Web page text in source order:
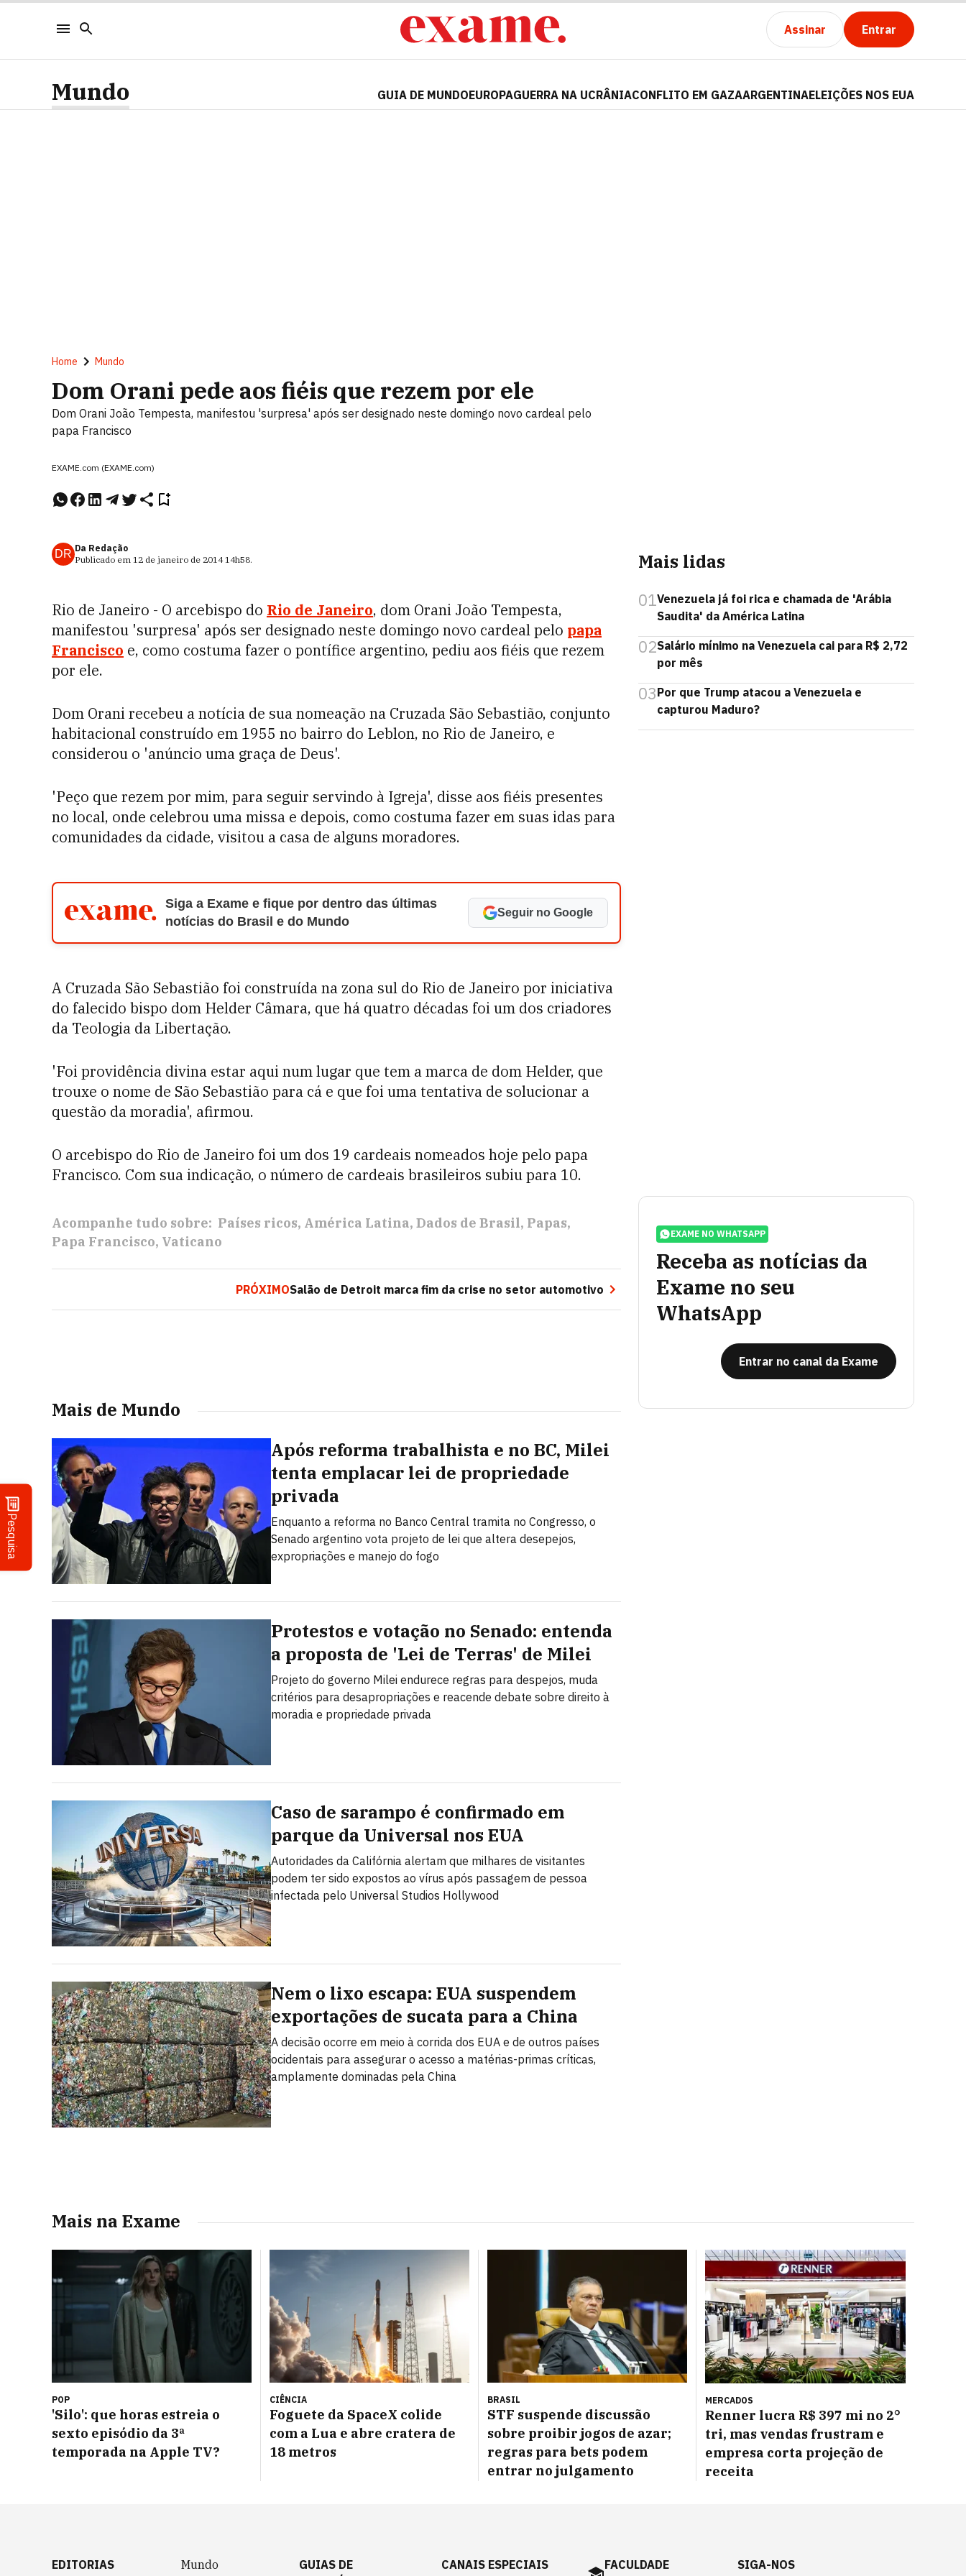
Assinar Entrar
Pesquisa
Mundo GUIA DE MUNDOEUROPAGUERRA NA UCRÂNIACONFLITO EM GAZAARGENTINAELEIÇÕES NOS EUA
Home Mundo
Dom Orani pede aos fiéis que rezem por ele
Dom Orani João Tempesta, manifestou 'surpresa' após ser designado neste domingo novo cardeal pelo
papa Francisco
EXAME.com (EXAME.com)
DR Da Redação
Publicado em 12 de janeiro de 2014 14h58.
Rio de Janeiro - O arcebispo do Rio de Janeiro, dom Orani João Tempesta,
manifestou 'surpresa' após ser designado neste domingo novo cardeal pelo papa
Francisco e, como costuma fazer o pontífice argentino, pediu aos fiéis que rezem
por ele.
Dom Orani recebeu a notícia de sua nomeação na Cruzada São Sebastião, conjunto
habitacional construído em 1955 no bairro do Leblon, no Rio de Janeiro, e
considerou o 'anúncio uma graça de Deus'.
'Peço que rezem por mim, para seguir servindo à Igreja', disse aos fiéis presentes
no local, onde celebrou uma missa e depois, como costuma fazer em suas idas para
comunidades da cidade, visitou a casa de alguns moradores.
Siga a Exame e fique por dentro das últimas
notícias do Brasil e do Mundo
Seguir no Google
A Cruzada São Sebastião foi construída na zona sul do Rio de Janeiro por iniciativa
do falecido bispo dom Helder Câmara, que há quatro décadas foi um dos criadores
da Teologia da Libertação.
'Foi providência divina estar aqui num lugar que tem a marca de dom Helder, que
trouxe o nome de São Sebastião para cá e que foi uma tentativa de solucionar a
questão da moradia', afirmou.
O arcebispo do Rio de Janeiro foi um dos 19 cardeais nomeados hoje pelo papa
Francisco. Com sua indicação, o número de cardeais brasileiros subiu para 10.
Acompanhe tudo sobre: Países ricos América Latina Dados de Brasil Papas
Papa Francisco Vaticano
PRÓXIMOSalão de Detroit marca fim da crise no setor automotivo
Mais de Mundo
Após reforma trabalhista e no BC, Milei
tenta emplacar lei de propriedade
privada
Enquanto a reforma no Banco Central tramita no Congresso, o
Senado argentino vota projeto de lei que altera desepejos,
expropriações e manejo do fogo
Protestos e votação no Senado: entenda
a proposta de 'Lei de Terras' de Milei
Projeto do governo Milei endurece regras para despejos, muda
critérios para desapropriações e reacende debate sobre direito à
moradia e propriedade privada
Caso de sarampo é confirmado em
parque da Universal nos EUA
Autoridades da Califórnia alertam que milhares de visitantes
podem ter sido expostos ao vírus após passagem de pessoa
infectada pelo Universal Studios Hollywood
Nem o lixo escapa: EUA suspendem
exportações de sucata para a China
A decisão ocorre em meio à corrida dos EUA e de outros países
ocidentais para assegurar o acesso a matérias-primas críticas,
amplamente dominadas pela China
Mais lidas
01Venezuela já foi rica e chamada de 'Arábia
Saudita' da América Latina
02Salário mínimo na Venezuela cai para R$ 2,72
por mês
03Por que Trump atacou a Venezuela e
capturou Maduro?
EXAME NO WHATSAPP
Receba as notícias da
Exame no seu
WhatsApp
Entrar no canal da Exame
Mais na Exame
POP
'Silo': que horas estreia o
sexto episódio da 3ª
temporada na Apple TV?
CIÊNCIA
Foguete da SpaceX colide
com a Lua e abre cratera de
18 metros
BRASIL
STF suspende discussão
sobre proibir jogos de azar;
regras para bets podem
entrar no julgamento
MERCADOS
Renner lucra R$ 397 mi no 2°
tri, mas vendas frustram e
empresa corta projeção de
receita
EDITORIAS
Mundo
GUIAS DE
CANAIS ESPECIAIS
FACULDADE
SIGA-NOS